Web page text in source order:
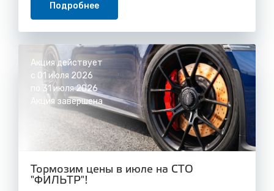
Подробнее
Акция действует
с 01 июля 2026
по 31 июля 2026
Акция завершена
Тормозим цены в июле на СТО
"ФИЛЬТР"!